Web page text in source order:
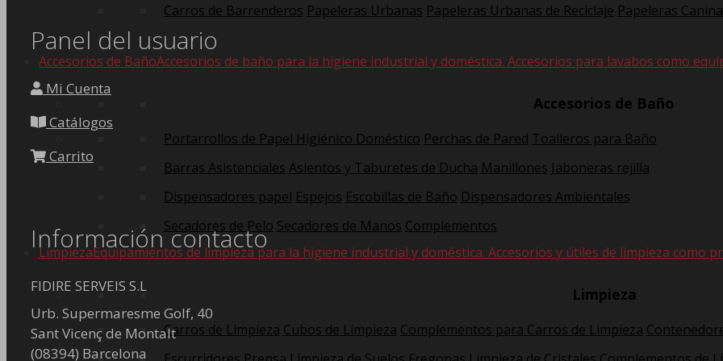
Carros de Barrenderos Papeleras Urbanas Papeleras Urbanas de Reciclaje Papeleras
Accesorios de BañoAccesorios de baño para la higiene industrial y doméstica. Accesorios para lavabos como
Accesorios de Baño
Portarrollos de Papel Higiénico Doméstico Perchas de Pared Toalleros para Baño
Barras Asistenciales Asientos y Taburetes de Ducha Manillones Jaboneras rejilla
Dispensadores papel Espejos Escobillas de Baño Dispensadores Ambientales
Secadores de Pelo Secadores de Manos Complementos
LimpiezaEquipamientos de limpieza para la higiene industrial y doméstica. Accesorios y útiles de limpieza como
Limpieza
Carros de Limpieza Cubos de Limpieza Complementos para Carros de Limpieza
Panel del usuario
Mi Cuenta
Catálogos
Carrito
Información contacto
FIDIRE SERVEIS S.L
Urb. Supermaresme Golf, 40
Sant Vicenç de Montalt
(08394) Barcelona